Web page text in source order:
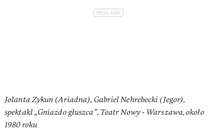
Jolanta Zykun (Ariadna), Gabriel Nehrebecki (Jegor),
spektakl „Gniazdo głuszca”, Teatr Nowy - Warszawa, około
1980 roku